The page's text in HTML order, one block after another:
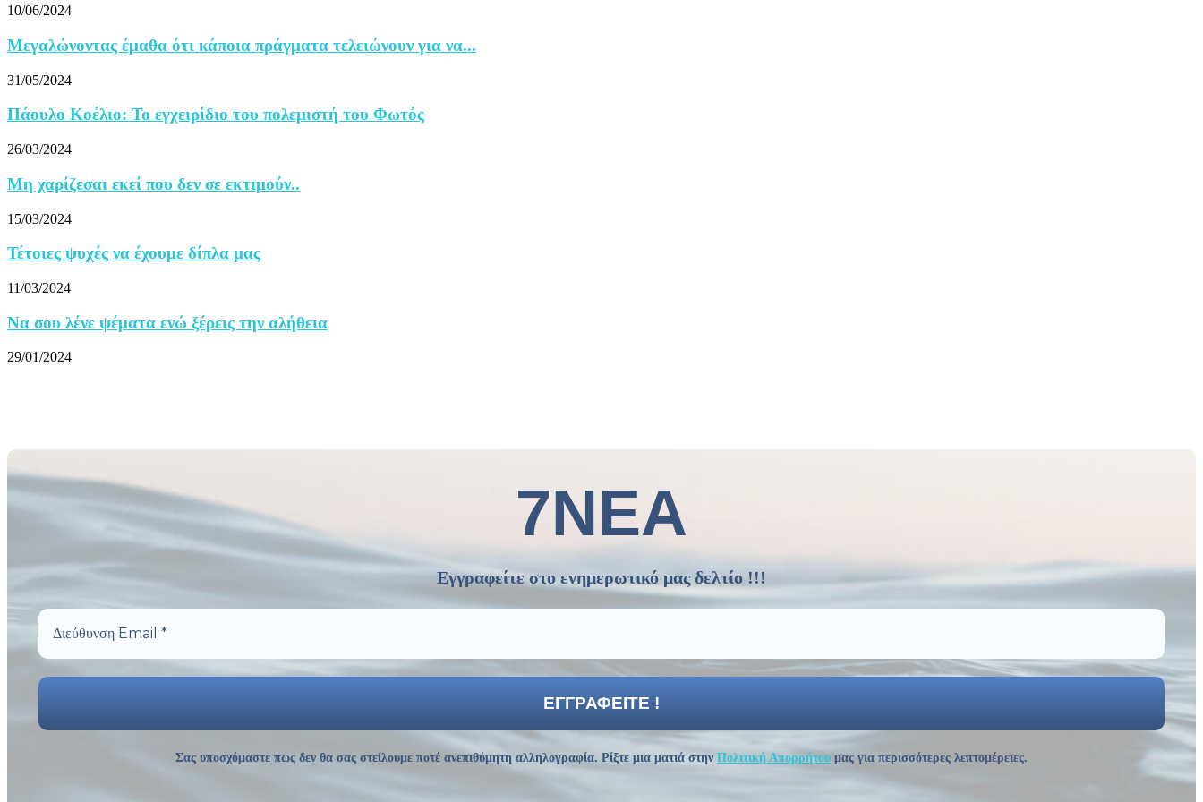
10/06/2024
Μεγαλώνοντας έμαθα ότι κάποια πράγματα τελειώνουν για να...
31/05/2024
Πάουλο Κοέλιο: Το εγχειρίδιο του πολεμιστή του Φωτός
26/03/2024
Μη χαρίζεσαι εκεί που δεν σε εκτιμούν..
15/03/2024
Τέτοιες ψυχές να έχουμε δίπλα μας
11/03/2024
Να σου λένε ψέματα ενώ ξέρεις την αλήθεια
29/01/2024
7ΝΕΑ
Εγγραφείτε στο ενημερωτικό μας δελτίο !!!
Σας υποσχόμαστε πως δεν θα σας στείλουμε ποτέ ανεπιθύμητη αλληλογραφία. Ρίξτε μια ματιά στην Πολιτική Απορρήτου μας για περισσότερες λεπτομέρειες.